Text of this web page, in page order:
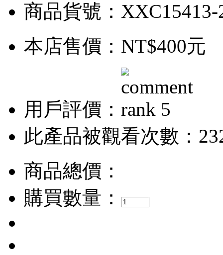
商品貨號：XXC15413-
本店售價： NT$400元
用戶評價：
此產品被觀看次數：
商品總價：
購買數量：